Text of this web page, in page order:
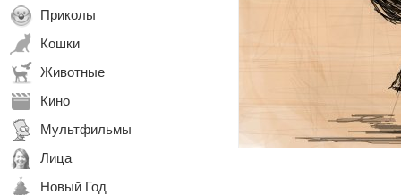
Приколы
Кошки
Животные
Кино
Мультфильмы
Лица
Новый Год